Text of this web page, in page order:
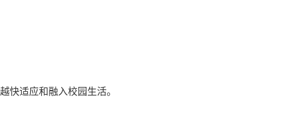
适应和融入校园生活。